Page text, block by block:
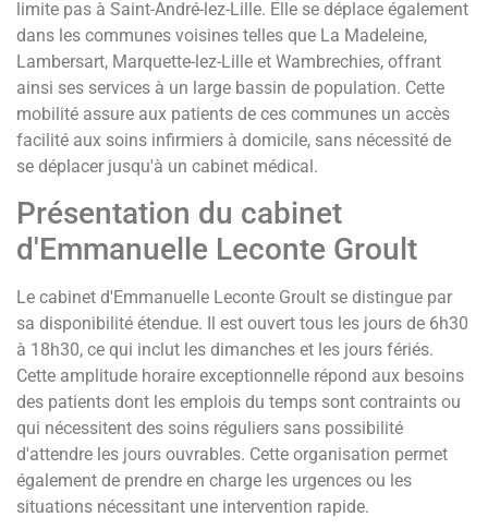
limite pas à Saint-André-lez-Lille. Elle se déplace également
dans les communes voisines telles que La Madeleine,
Lambersart, Marquette-lez-Lille et Wambrechies, offrant
ainsi ses services à un large bassin de population. Cette
mobilité assure aux patients de ces communes un accès
facilité aux soins infirmiers à domicile, sans nécessité de
se déplacer jusqu'à un cabinet médical.
Présentation du cabinet
d'Emmanuelle Leconte Groult
Le cabinet d'Emmanuelle Leconte Groult se distingue par
sa disponibilité étendue. Il est ouvert tous les jours de 6h30
à 18h30, ce qui inclut les dimanches et les jours fériés.
Cette amplitude horaire exceptionnelle répond aux besoins
des patients dont les emplois du temps sont contraints ou
qui nécessitent des soins réguliers sans possibilité
d'attendre les jours ouvrables. Cette organisation permet
également de prendre en charge les urgences ou les
situations nécessitant une intervention rapide.